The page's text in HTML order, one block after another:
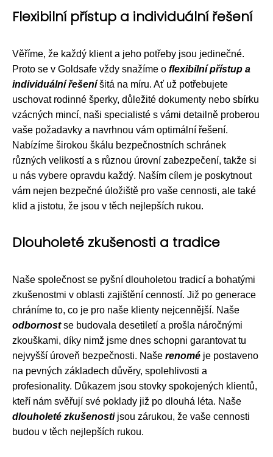
Flexibilní přístup a individuální řešení
Věříme, že každý klient a jeho potřeby jsou jedinečné.
Proto se v Goldsafe vždy snažíme o flexibilní přístup a
individuální řešeníšitá na míru. Ať už potřebujete
uschovat rodinné šperky, důležité dokumenty nebo sbírku
vzácných mincí, naši specialisté s vámi detailně proberou
vaše požadavky a navrhnou vám optimální řešení.
Nabízíme širokou škálu bezpečnostních schránek
různých velikostí a s různou úrovní zabezpečení, takže si
u nás vybere opravdu každý. Naším cílem je poskytnout
vám nejen bezpečné úložiště pro vaše cennosti, ale také
klid a jistotu, že jsou v těch nejlepších rukou.
Dlouholeté zkušenosti a tradice
Naše společnost se pyšní dlouholetou tradicí a bohatými
zkušenostmi v oblasti zajištění cenností. Již po generace
chráníme to, co je pro naše klienty nejcennější. Naše
odbornostse budovala desetiletí a prošla náročnými
zkouškami, díky nimž jsme dnes schopni garantovat tu
nejvyšší úroveň bezpečnosti. Naše renomé je postaveno
na pevných základech důvěry, spolehlivosti a
profesionality. Důkazem jsou stovky spokojených klientů,
kteří nám svěřují své poklady již po dlouhá léta. Naše
dlouholeté zkušenostijsou zárukou, že vaše cennosti
budou v těch nejlepších rukou.